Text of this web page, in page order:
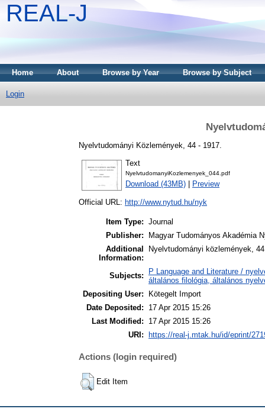
REAL-J
Home About Browse by Year Browse by Subject
Login
Nyelvtudományi Közlemények, 44 - 1917.
Text
NyelvtudomanyiKozlemenyek_044.pdf
Download (43MB) Preview
Official URL: http://www.nytud.hu/nyk
Item Type: Journal
Publisher:
Magyar Tudományos Akadémia
Additional
Information:
Nyelvtudományi közlemények,
Subjects:
P Language and Literature /
általános filológia, általános
Depositing User:
Kötegelt Import
Date Deposited:
17 Apr 2015 15:26
Last Modified:
17 Apr 2015 15:26
URI:
https://real-j.mtak.hu/id/eprint/
Actions (login required)
Edit Item